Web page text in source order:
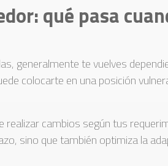
qué pasa
generalmente te vuelves
colocarte en una posición
realizar cambios según tus
sino que también optimiza la